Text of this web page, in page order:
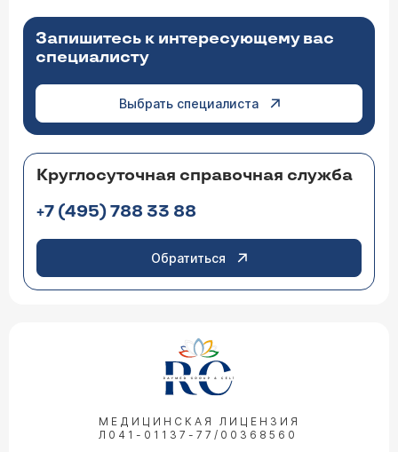
Запишитесь к интересующему вас
специалисту
Выбрать специалиста
Круглосуточная справочная служба
+7 (495) 788 33 88
Обратиться
МЕДИЦИНСКАЯ ЛИЦЕНЗИЯ
Л041-01137-77/00368560